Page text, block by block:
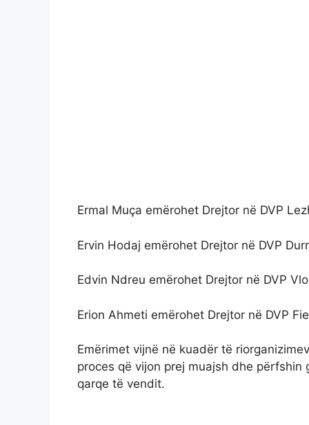
Ermal Muça emërohet Drejtor në DVP
Ervin Hodaj emërohet Drejtor në DVP
Edvin Ndreu emërohet Drejtor në DVP
Erion Ahmeti emërohet Drejtor në DVP
Emërimet vijnë në kuadër të
proces që vijon prej muajsh dhe
qarqe të vendit.